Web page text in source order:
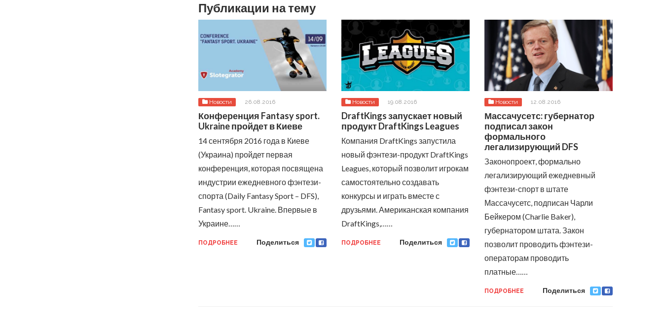
Публикации на тему
Новости 26.08.2016
Конференция Fantasy sport.
Ukraine пройдет в Киеве
14 сентября 2016 года в Киеве
(Украина) пройдет первая
конференция, которая посвящена
индустрии ежедневного фэнтези-
спорта (Daily Fantasy Sport – DFS),
Fantasy sport. Ukraine. Впервые в
Украине……
ПОДРОБНЕЕ Поделиться
Новости 19.08.2016
DraftKings запускает новый
продукт DraftKings Leagues
Компания DraftKings запустила
новый фэнтези-продукт DraftKings
Leagues, который позволит игрокам
самостоятельно создавать
конкурсы и играть вместе с
друзьями.Американская компания
DraftKings,……
ПОДРОБНЕЕ Поделиться
Новости 12.08.2016
Массачусетс: губернатор
подписал закон
формального
легализирующий DFS
Законопроект, формально
легализирующий ежедневный
фэнтези-спорт в штате
Массачусетс, подписан Чарли
Бейкером (Charlie Baker),
губернатором штата. Закон
позволит проводить фэнтези-
операторам проводить
платные……
ПОДРОБНЕЕ Поделиться